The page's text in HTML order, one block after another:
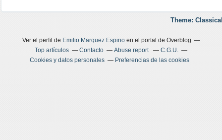
Theme:
Ver el perfil de Emilio Marquez Espinoen el portal de Overblog
Top artículos
Contacto Abuse report
C.G.U.
Cookies y datos personales
Preferencias de las cookies